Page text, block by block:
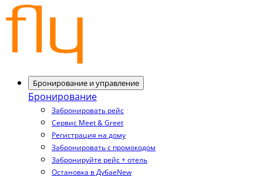
Бронирование и управление
Бронирование
Забронировать рейс
Сервис Meet & Greet
Регистрация на дому
Забронировать с промокодом
Забронируйте рейс + отель
Остановка в ДубаеNew